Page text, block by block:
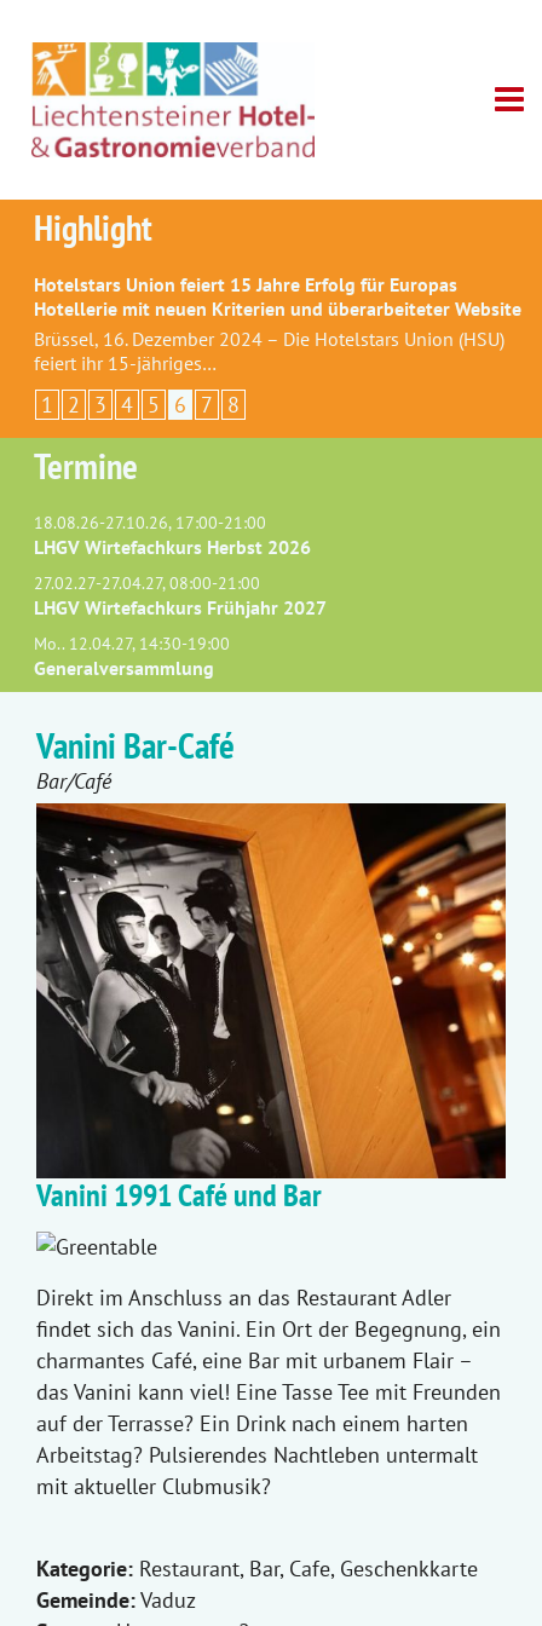
Highlight
Hotelstars Union feiert 15 Jahre Erfolg für Europas
Hotellerie mit neuen Kriterien und überarbeiteter Website
Brüssel, 16. Dezember 2024 – Die Hotelstars Union (HSU)
feiert ihr 15-jähriges…
1 2 3 4 5 6 7 8
Termine
18.08.26-27.10.26, 17:00-21:00
LHGV Wirtefachkurs Herbst 2026
27.02.27-27.04.27, 08:00-21:00
LHGV Wirtefachkurs Frühjahr 2027
Mo.. 12.04.27, 14:30-19:00
Generalversammlung
Vanini Bar-Café
Bar/Café
Vanini 1991 Café und Bar
Direkt im Anschluss an das Restaurant Adler
findet sich das Vanini. Ein Ort der Begegnung, ein
charmantes Café, eine Bar mit urbanem Flair –
das Vanini kann viel! Eine Tasse Tee mit Freunden
auf der Terrasse? Ein Drink nach einem harten
Arbeitstag? Pulsierendes Nachtleben untermalt
mit aktueller Clubmusik?
Kategorie: Restaurant, Bar, Cafe, Geschenkkarte
Gemeinde:Vaduz